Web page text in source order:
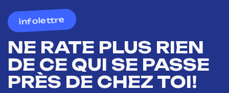
infolettre
NE RATE PLUS RIEN
DE CE QUI SE PASSE
PRÈS DE CHEZ TOI!